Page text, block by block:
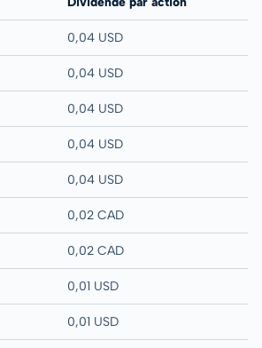
0,04 USD
0,04 USD
0,04 USD
0,04 USD
0,04 USD
0,02 CAD
0,02 CAD
0,01 USD
0,01 USD